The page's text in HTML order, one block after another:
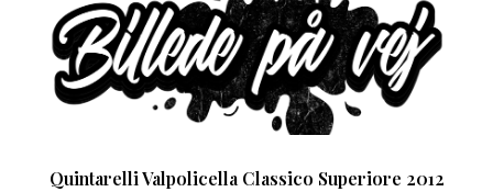
Quintarelli Valpolicella Classico Superiore 2012